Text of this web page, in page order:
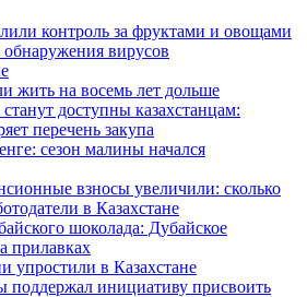
контроль за фруктами и овощами
вирусов
жить на восемь лет дольше
доступны казахстанцам:
перечень закупа
сезон малины начался
взносы увеличили: сколько
в Казахстане
шоколада: Дубайское
прилавках
упростили в Казахстане
поддержал инициативу присвоить